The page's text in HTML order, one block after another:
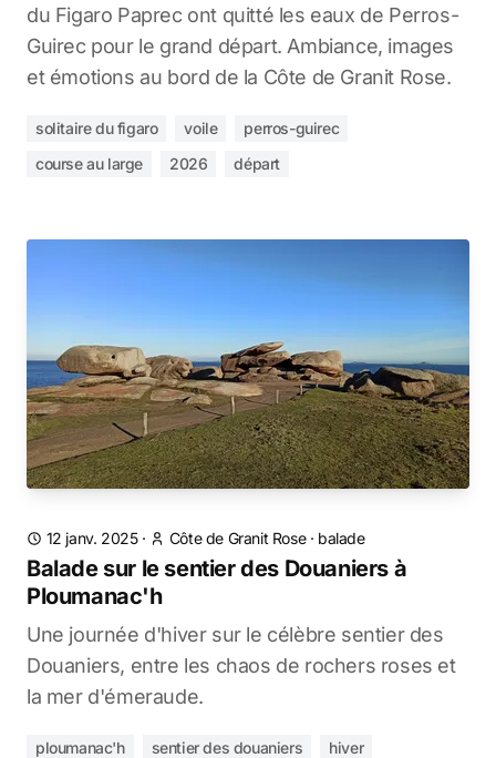
du Figaro Paprec ont quitté les eaux de Perros-
Guirec pour le grand départ. Ambiance, images
et émotions au bord de la Côte de Granit Rose.
solitaire du figaro voile
perros-guirec
course au large
2026 départ
12 janv. 2025· Côte de Granit Rose· balade
Balade sur le sentier des Douaniers à
Ploumanac'h
Une journée d'hiver sur le célèbre sentier des
Douaniers, entre les chaos de rochers roses et
la mer d'émeraude.
ploumanac'h sentier des douaniers
hiver